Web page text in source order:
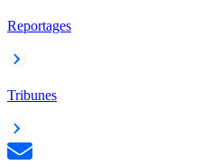
Reportages
Tribunes